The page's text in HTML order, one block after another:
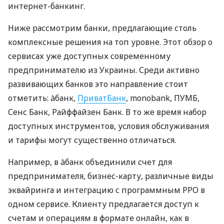
интернет-банкинг.
Ниже рассмотрим банки, предлагающие столь
комплексные решения на топ уровне. Этот обзор о
сервисах уже доступных современному
предпринимателю из Украины. Среди активно
развивающих банков это направление стоит
отметить: àбанк, ПриватБанк, monobank, ПУМБ,
Сенс Банк, Райффайзен Банк. В то же время набор
доступных инструментов, условия обслуживания
и тарифы могут существенно отличаться.
Например, в àбанк объединили счет для
предпринимателя, бизнес-карту, различные виды
эквайринга и интеграцию с программным РРО в
одном сервисе. Клиенту предлагается доступ к
счетам и операциям в формате онлайн, как в